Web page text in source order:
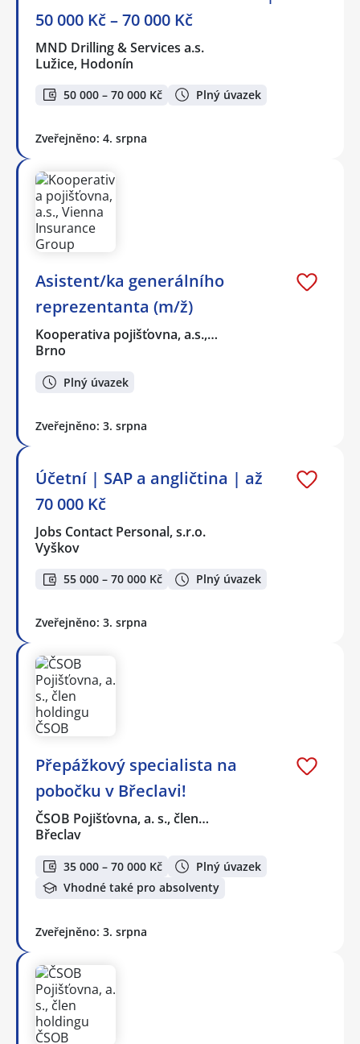
50 000 Kč – 70 000 Kč
MND Drilling & Services a.s.
Lužice, Hodonín
50 000 – 70 000 Kč Plný úvazek
Zveřejněno: 4. srpna
Asistent/ka generálního
reprezentanta (m/ž)
Kooperativa pojišťovna, a.s.,…
Brno
Plný úvazek
Zveřejněno: 3. srpna
Účetní | SAP a angličtina | až
70 000 Kč
Jobs Contact Personal, s.r.o.
Vyškov
55 000 – 70 000 Kč Plný úvazek
Zveřejněno: 3. srpna
Přepážkový specialista na
pobočku v Břeclavi!
ČSOB Pojišťovna, a. s., člen…
Břeclav
35 000 – 70 000 Kč
Plný úvazek
Vhodné také pro absolventy
Zveřejněno: 3. srpna